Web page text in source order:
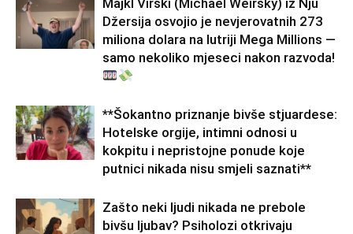
Majkl Virski (Michael Weirsky) iz Nju
Džersija osvojio je nevjerovatnih 273
miliona dolara na lutriji Mega Millions —
samo nekoliko mjeseci nakon razvoda!
**Šokantno priznanje bivše stjuardese:
Hotelske orgije, intimni odnosi u
kokpitu i nepristojne ponude koje
putnici nikada nisu smjeli saznati**
Zašto neki ljudi nikada ne prebole
bivšu ljubav? Psiholozi otkrivaju